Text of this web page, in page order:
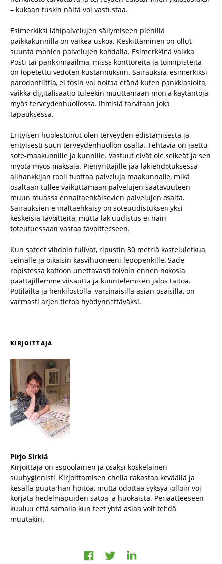
– kukaan tuskin näitä voi vastustaa.
Esimerkiksi lähipalvelujen säilymiseen pienillä
paikkakunnilla on vaikea uskoa. Keskittäminen on ollut
suunta monien palvelujen kohdalla. Esimerkkinä vaikka
Posti tai pankkimaailma, missä konttoreita ja toimipisteitä
on lopetettu vedoten kustannuksiin. Sairauksia, esimerkiksi
parodontiittia, ei tosin voi hoitaa etänä kuten pankkiasioita,
vaikka digitalisaatio tuleekin muuttamaan monia käytäntöjä
myös terveydenhuollossa. Ihmisiä tarvitaan joka
tapauksessa.
Erityisen huolestunut olen terveyden edistämisestä ja
erityisesti suun terveydenhuollon osalta. Tehtäviä on jaettu
sote-maakunnille ja kunnille. Vastuut eivät ole selkeät ja sen
myötä myös maksaja. Pienyrittäjille jää lakiehdotuksessa
alihankkijan rooli tuottaa palveluja maakunnalle, mikä
osaltaan tullee vaikuttamaan palvelujen saatavuuteen
muun muassa ennaltaehkäisevien palvelujen osalta.
Sairauksien ennaltaehkäisy on soteuudistuksen yksi
keskeisiä tavoitteita, mutta lakiuudistus ei näin
toteutuessaan vastaa tavoitteeseen.
Kun sateet vihdoin tulivat, ripustin 30 metriä kasteluletkua
seinälle ja oikaisin kasvihuoneeni lepopenkille. Sade
ropistessa kattoon unettavasti toivoin ennen nokosia
päättäjillemme viisautta ja kuuntelemisen jaloa taitoa.
Potilailta ja henkilöstöllä, varsinaisilla asian osaisilla, on
varmasti arjen tietoa hyödynnettäväksi.
KIRJOITTAJA
Pirjo Sirkiä
Kirjoittaja on espoolainen ja osaksi koskelainen
suuhygienisti. Kirjoittamisen ohella rakastaa keväällä ja
kesällä puutarhan hoitoa, mutta odottaa syksyä jolloin voi
korjata hedelmäpuiden satoa ja huokaista. Periaatteeseen
kuuluu että samalla kun teet yhtä asiaa voit tehdä
muutakin.
Jaa
Jaa